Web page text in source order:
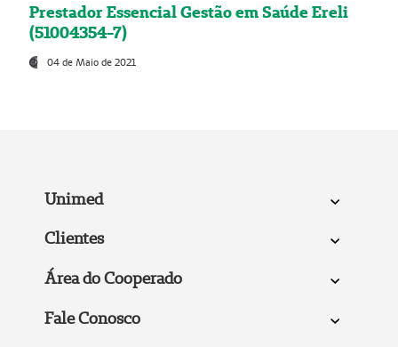
Prestador Essencial Gestão em Saúde Ereli
(51004354-7)
04 de Maio de 2021
Unimed
Clientes
Área do Cooperado
Fale Conosco